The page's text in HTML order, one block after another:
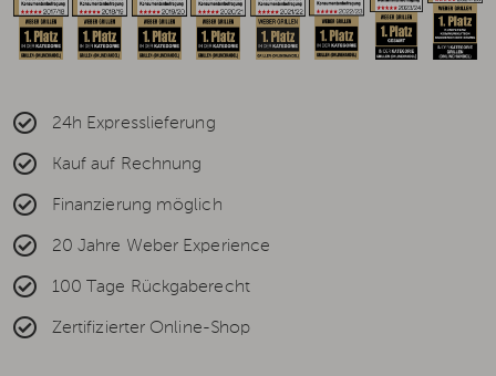
24h Expresslieferung
Kauf auf Rechnung
Finanzierung möglich
20 Jahre Weber Experience
100 Tage Rückgaberecht
Zertifizierter Online-Shop